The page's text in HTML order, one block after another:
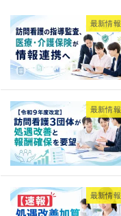
最新情報
最新情報
最新情報